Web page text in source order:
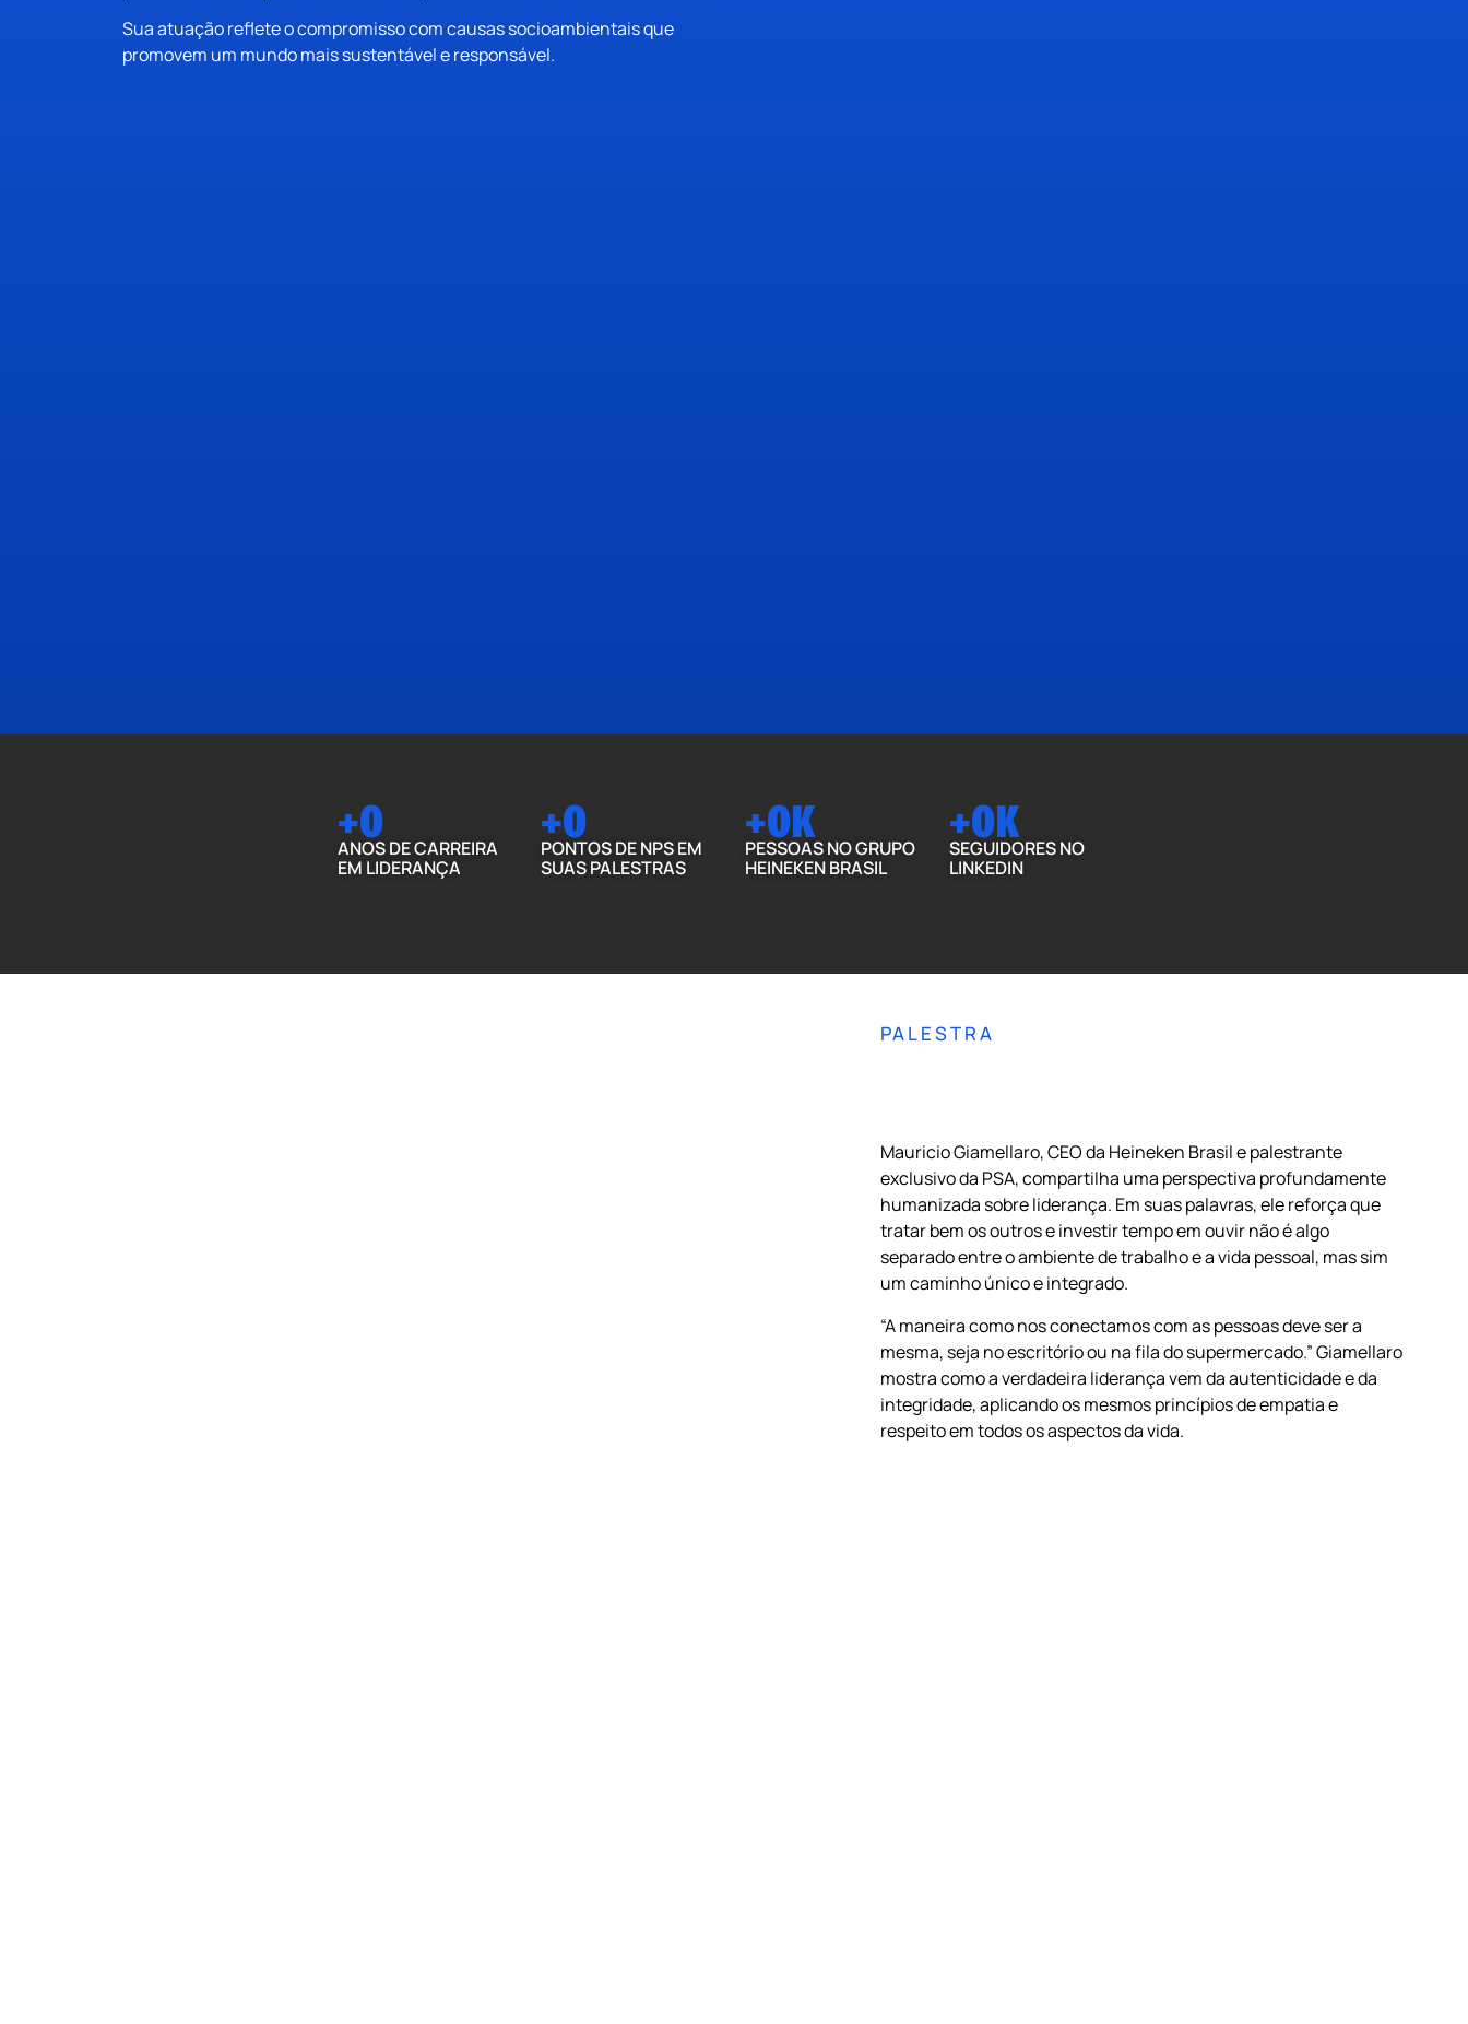
Sua atuação reflete o compromisso com causas socioambientais que
promovem um mundo mais sustentável e responsável.
ANOS DE CARREIRA
EM LIDERANÇA
+0
PONTOS DE NPS EM
SUAS PALESTRAS
+0
PESSOAS NO GRUPO
HEINEKEN BRASIL
+0K
SEGUIDORES NO
LINKEDIN
+0K
PALESTRA
LIDERANÇA
Mauricio Giamellaro, CEO da Heineken Brasil e palestrante
exclusivo da PSA, compartilha uma perspectiva profundamente
humanizada sobre liderança. Em suas palavras, ele reforça que
tratar bem os outros e investir tempo em ouvir não é algo
separado entre o ambiente de trabalho e a vida pessoal, mas sim
um caminho único e integrado.
“A maneira como nos conectamos com as pessoas deve ser a
mesma, seja no escritório ou na fila do supermercado.” Giamellaro
mostra como a verdadeira liderança vem da autenticidade e da
integridade, aplicando os mesmos princípios de empatia e
respeito em todos os aspectos da vida.